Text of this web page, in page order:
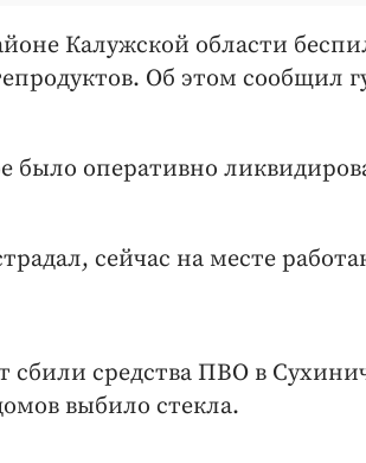
Калужской области
Об этом сообщил
было оперативно
сейчас на месте
средства ПВО в
выбило стекла.